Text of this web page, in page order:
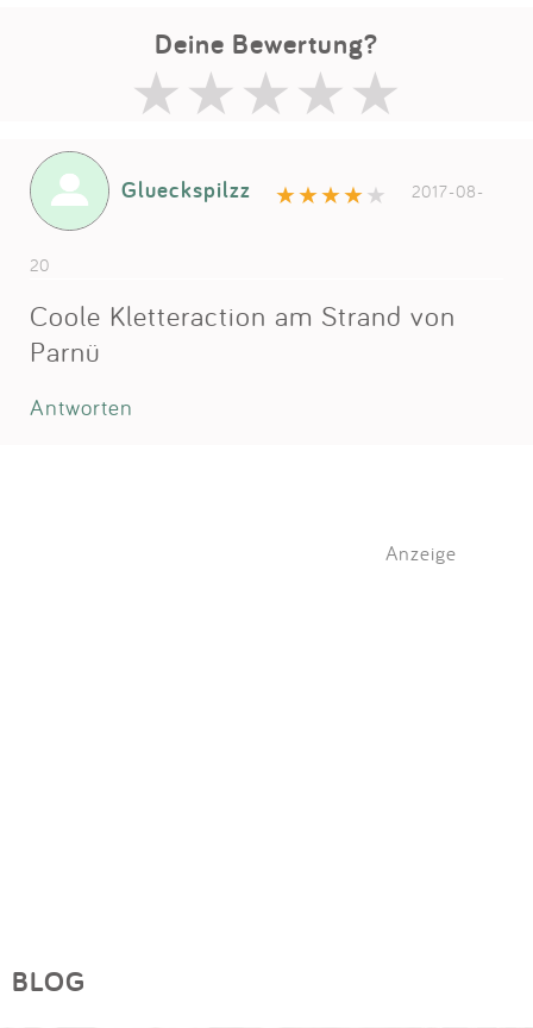
Deine Bewertung?
Glueckspilzz 2017-08-
20
Coole Kletteraction am Strand von
Parnü
Antworten
Anzeige
BLOG